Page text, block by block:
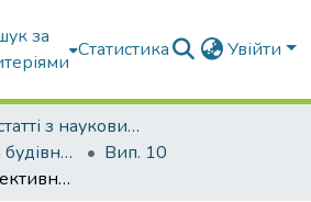
за
Статистика Увійти
Вибрані статті з наукових збірників КНУБА
Теорія і практика будівництва
Вип. 10
Дослідження ефективності процесу сортування вібраційного грохота